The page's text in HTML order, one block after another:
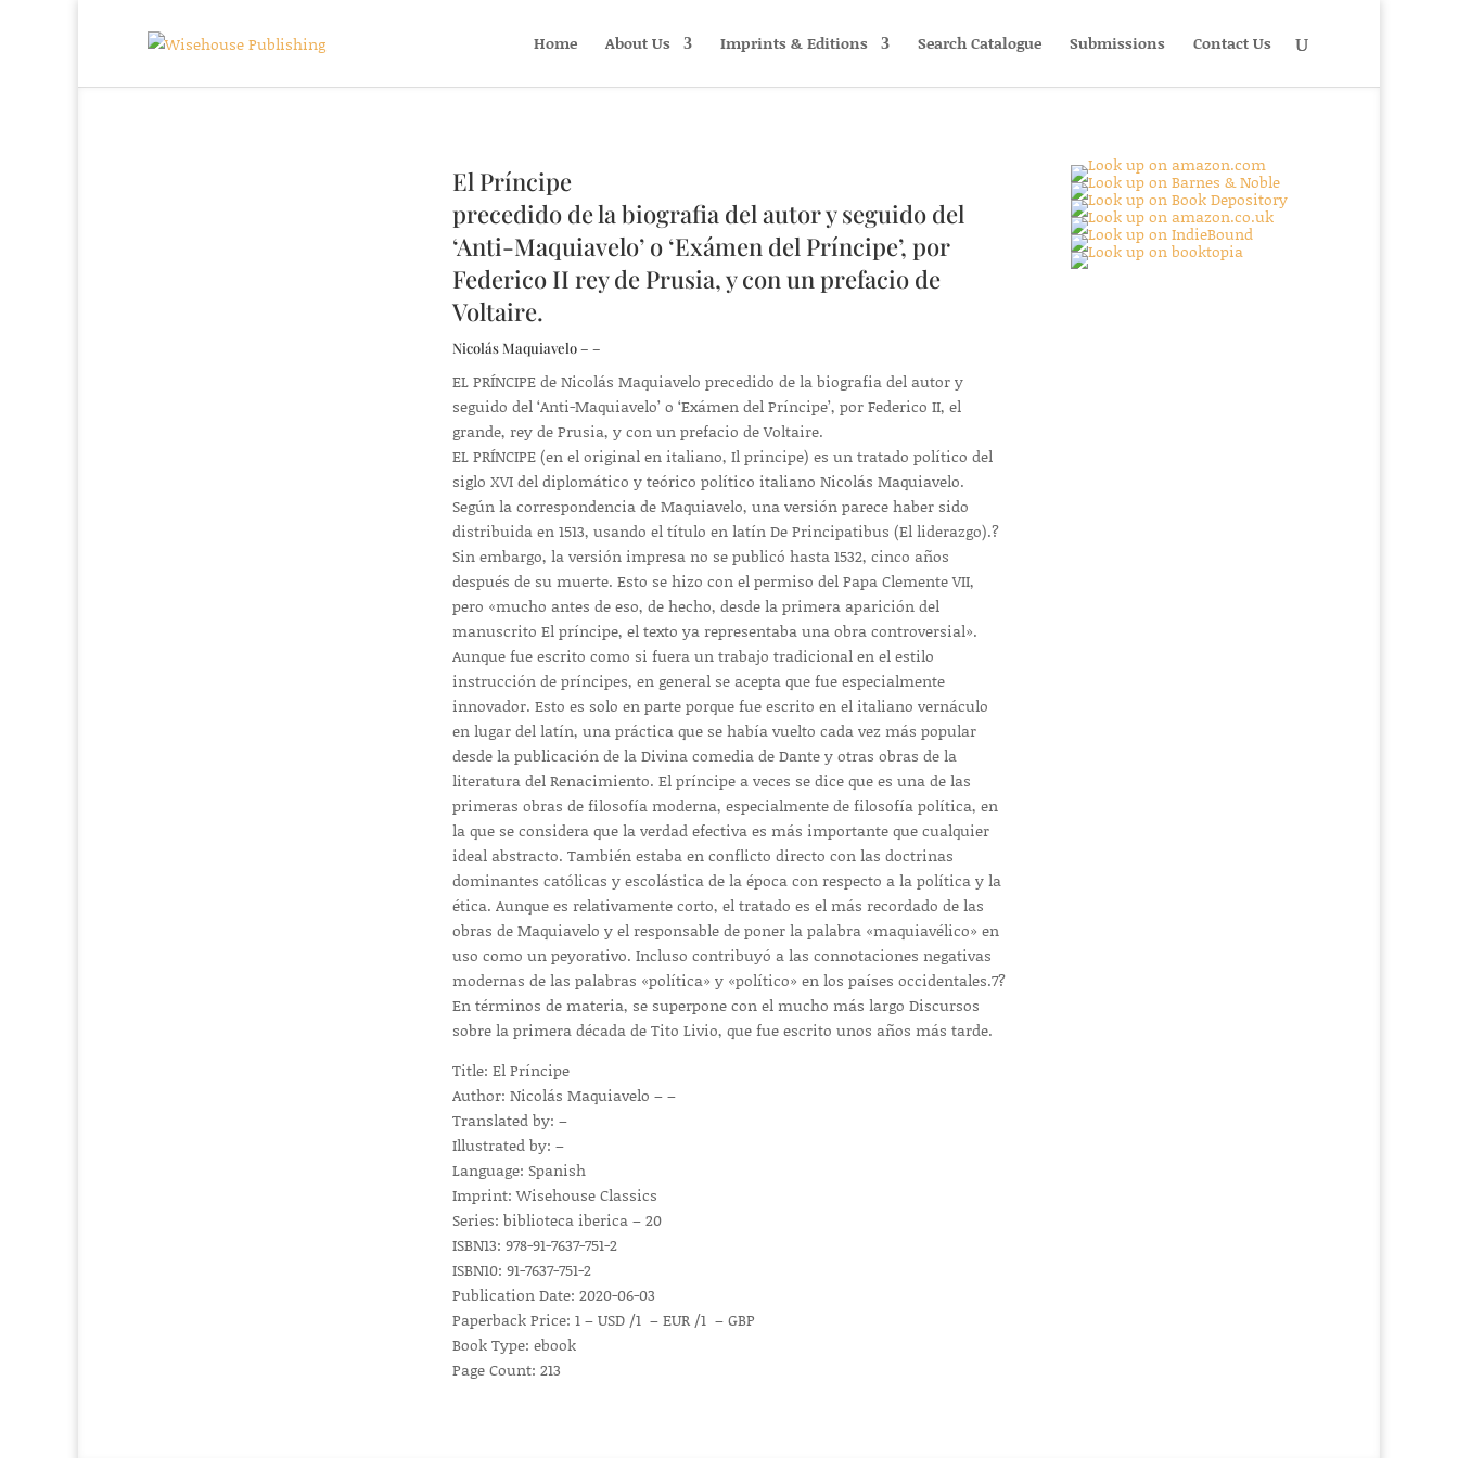
Home About Us Imprints & Editions Search Catalogue Submissions Contact Us
El Príncipe
precedido de la biografia del autor y seguido del
‘Anti-Maquiavelo’ o ‘Exámen del Príncipe’, por
Federico II rey de Prusia, y con un prefacio de
Voltaire.
Nicolás Maquiavelo – –
EL PRÍNCIPE de Nicolás Maquiavelo precedido de la biografia del autor y
seguido del ‘Anti-Maquiavelo’ o ‘Exámen del Príncipe’, por Federico II, el
grande, rey de Prusia, y con un prefacio de Voltaire.
EL PRÍNCIPE (en el original en italiano, Il principe) es un tratado político del
siglo XVI del diplomático y teórico político italiano Nicolás Maquiavelo.
Según la correspondencia de Maquiavelo, una versión parece haber sido
distribuida en 1513, usando el título en latín De Principatibus (El liderazgo).?
Sin embargo, la versión impresa no se publicó hasta 1532, cinco años
después de su muerte. Esto se hizo con el permiso del Papa Clemente VII,
pero «mucho antes de eso, de hecho, desde la primera aparición del
manuscrito El príncipe, el texto ya representaba una obra controversial».
Aunque fue escrito como si fuera un trabajo tradicional en el estilo
instrucción de príncipes, en general se acepta que fue especialmente
innovador. Esto es solo en parte porque fue escrito en el italiano vernáculo
en lugar del latín, una práctica que se había vuelto cada vez más popular
desde la publicación de la Divina comedia de Dante y otras obras de la
literatura del Renacimiento. El príncipe a veces se dice que es una de las
primeras obras de filosofía moderna, especialmente de filosofía política, en
la que se considera que la verdad efectiva es más importante que cualquier
ideal abstracto. También estaba en conflicto directo con las doctrinas
dominantes católicas y escolástica de la época con respecto a la política y la
ética. Aunque es relativamente corto, el tratado es el más recordado de las
obras de Maquiavelo y el responsable de poner la palabra «maquiavélico» en
uso como un peyorativo. Incluso contribuyó a las connotaciones negativas
modernas de las palabras «política» y «político» en los países occidentales.7?
En términos de materia, se superpone con el mucho más largo Discursos
sobre la primera década de Tito Livio, que fue escrito unos años más tarde.
Title: El Príncipe
Author: Nicolás Maquiavelo – –
Translated by: –
Illustrated by: –
Language: Spanish
Imprint: Wisehouse Classics
Series: biblioteca iberica – 20
ISBN13: 978-91-7637-751-2
ISBN10: 91-7637-751-2
Publication Date: 2020-06-03
Paperback Price: 1 – USD /1 – EUR /1 – GBP
Book Type: ebook
Page Count: 213